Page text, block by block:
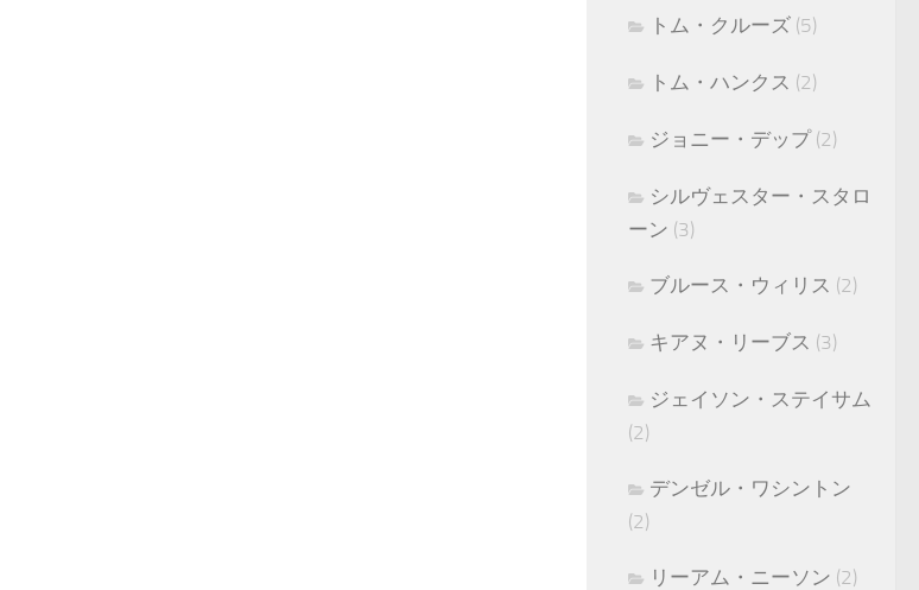
トム・クルーズ (5)
トム・ハンクス (2)
ジョニー・デップ(2)
シルヴェスター・スタロ
ーン (3)
ブルース・ウィリス (2)
キアヌ・リーブス (3)
ジェイソン・ステイサム
(2)
デンゼル・ワシントン
(2)
リーアム・ニーソン (2)